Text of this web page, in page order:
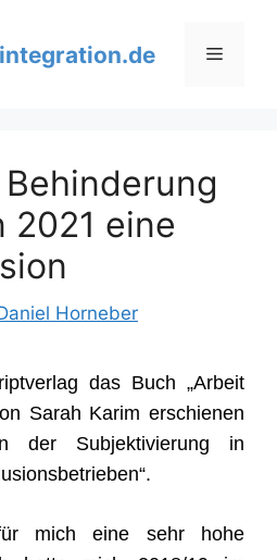
Menü
2021 eine
Horneber
das Buch „Arbeit
Sarah Karim erschienen
der Subjektivierung in
mich eine sehr hohe